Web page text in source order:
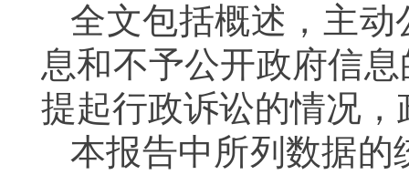
全文包括概述，主
息和不予公开政府信
提起行政诉讼的情况
本报告中所列数据的